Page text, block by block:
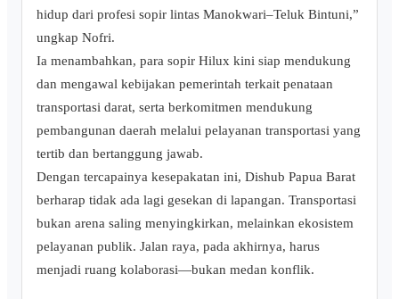
hidup dari profesi sopir lintas Manokwari–Teluk Bintuni,”
ungkap Nofri.
Ia menambahkan, para sopir Hilux kini siap mendukung
dan mengawal kebijakan pemerintah terkait penataan
transportasi darat, serta berkomitmen mendukung
pembangunan daerah melalui pelayanan transportasi yang
tertib dan bertanggung jawab.
Dengan tercapainya kesepakatan ini, Dishub Papua Barat
berharap tidak ada lagi gesekan di lapangan. Transportasi
bukan arena saling menyingkirkan, melainkan ekosistem
pelayanan publik. Jalan raya, pada akhirnya, harus
menjadi ruang kolaborasi—bukan medan konflik.